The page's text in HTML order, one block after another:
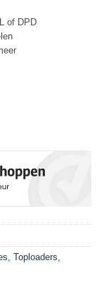
of DPD
Toploaders,